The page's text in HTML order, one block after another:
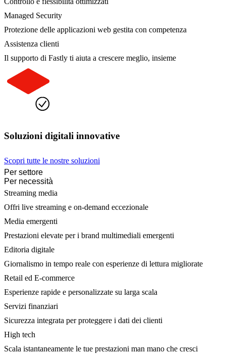
Managed Security
Protezione delle applicazioni web gestita con competenza
Assistenza clienti
Il supporto di Fastly ti aiuta a crescere meglio, insieme
Soluzioni digitali innovative
Scopri tutte le nostre soluzioni
Per settore
Per necessità
Streaming media
Offri live streaming e on-demand eccezionale
Media emergenti
Prestazioni elevate per i brand multimediali emergenti
Editoria digitale
Giornalismo in tempo reale con esperienze di lettura migliorate
Retail ed E-commerce
Esperienze rapide e personalizzate su larga scala
Servizi finanziari
Sicurezza integrata per proteggere i dati dei clienti
High tech
Scala istantaneamente le tue prestazioni man mano che cresci